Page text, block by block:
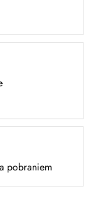
pobraniem